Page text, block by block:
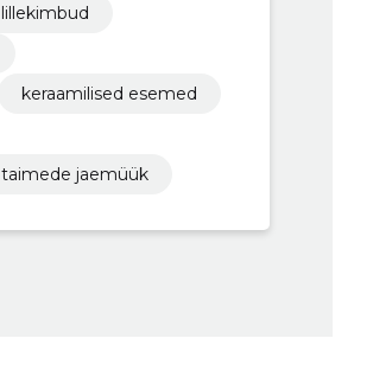
lillekimbud
keraamilised esemed
taimede jaemüük